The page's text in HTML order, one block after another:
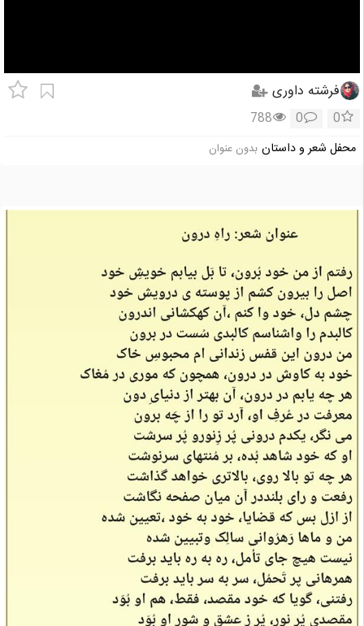
فرشته داوری
0
0
788
محفل شعر و داستان بدون عنوان